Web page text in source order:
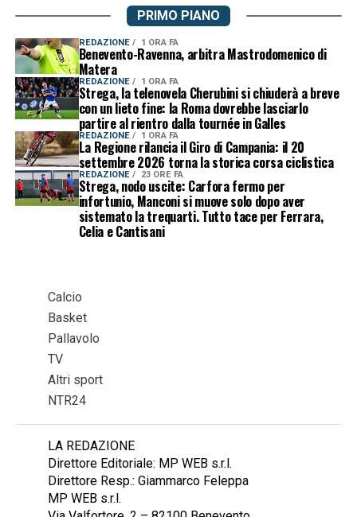
PRIMO PIANO
REDAZIONE 1 ORA FA
Benevento-Ravenna, arbitra Mastrodomenico di
Matera
REDAZIONE 1 ORA FA
Strega, la telenovela Cherubini si chiuderà a breve
con un lieto fine: la Roma dovrebbe lasciarlo
partire al rientro dalla tournée in Galles
REDAZIONE 1 ORA FA
La Regione rilancia il Giro di Campania: il 20
settembre 2026 torna la storica corsa ciclistica
REDAZIONE 23 ORE FA
Strega, nodo uscite: Carfora fermo per
infortunio, Manconi si muove solo dopo aver
sistemato la trequarti. Tutto tace per Ferrara,
Celia e Cantisani
Calcio
Basket
Pallavolo
TV
Altri sport
NTR24
LA REDAZIONE
Direttore Editoriale: MP WEB s.r.l.
Direttore Resp.: Giammarco Feleppa
MP WEB s.r.l.